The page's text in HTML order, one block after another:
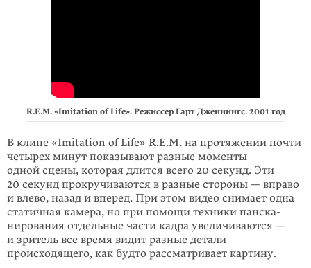
R.E.M. «Imitation of Life». Режиссер Гарт Дженнингс. 2001 год
В клипе «Imitation of Life» R.E.M. на протя­жении почти
четырех минут по­ка­зывают разные моменты
одной сцены, которая длится всего 20 секунд. Эти
20 секунд прокручи­ваются в разные стороны — вправо
и влево, назад и вперед. При этом видео снимает одна
статичная камера, но при по­мощи техники пан­ска­
ниро­вания отдельные части кадра увели­чиваются —
и зритель все время видит разные детали
происходящего, как будто рассмат­ривает картину.